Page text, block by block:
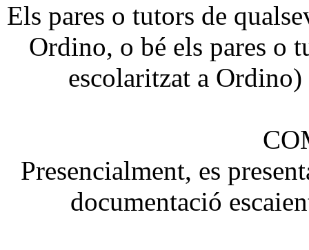
Els pares o tutors de
Ordino, o bé els pares o
escolaritzat a
Presencialment, es
documentació